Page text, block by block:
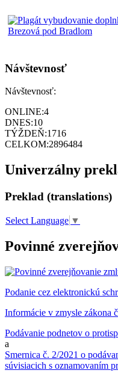
Návštevnosť
Návštevnosť:
ONLINE:4
DNES:10
TÝŽDEŇ:1716
CELKOM:2896484
Univerzálny
Preklad (translations)
Select Language ▼
Povinné
Podanie cez elektronickú
Informácie v zmysle zákona
Podávanie podnetov o
a
Smernica č. 2/2021 o
súvisiacich s oznamovaním